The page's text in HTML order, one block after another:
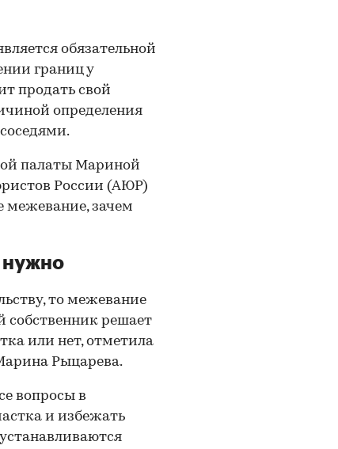
обязательной
границ у
продать свой
определения
палаты Мариной
России (АЮР)
межевание, зачем
нужно
то межевание
собственник решает
или нет, отметила
Рыцарева.
вопросы в
и избежать